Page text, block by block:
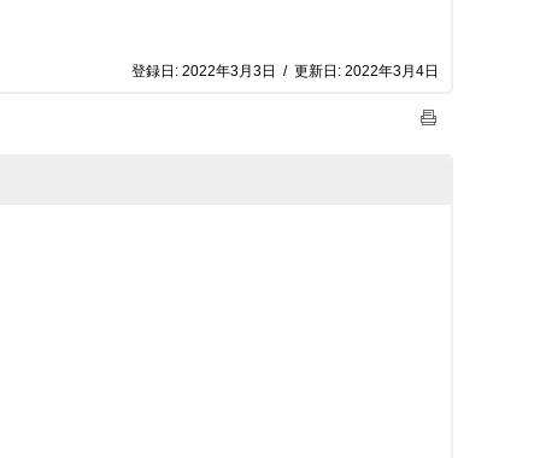
登録日: 2022年3月3日 / 更新日: 2022年3月4日